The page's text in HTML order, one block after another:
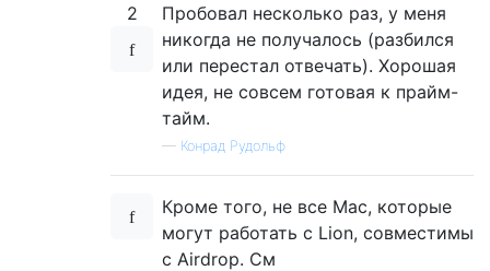
2
Пробовал несколько раз, у меня
никогда не получалось (разбился
или перестал отвечать). Хорошая
идея, не совсем готовая к прайм-
тайм.
— Конрад Рудольф
Кроме того, не все Mac, которые
могут работать с Lion, совместимы
с Airdrop. См